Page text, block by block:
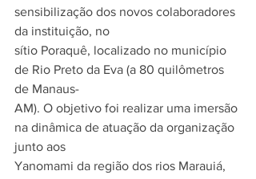
sensibilização dos novos colaboradores
da instituição, no
sítio Poraquê, localizado no município
de Rio Preto da Eva (a 80 quilômetros
de Manaus-
AM). O objetivo foi realizar uma imersão
na dinâmica de atuação da organização
junto aos
Yanomami da região dos rios Marauiá,